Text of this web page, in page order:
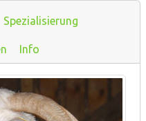
Spezialisierung
Info